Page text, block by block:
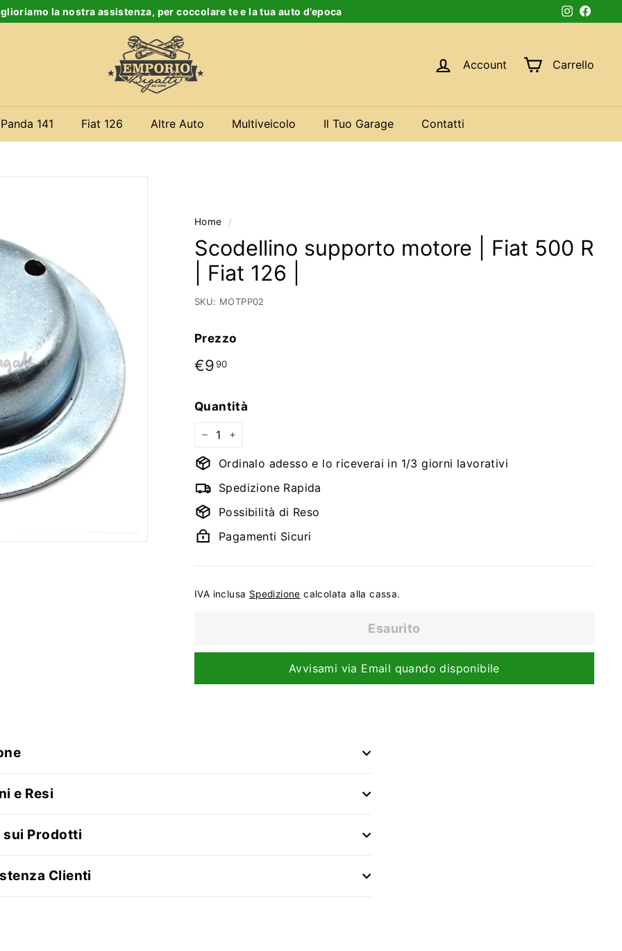
slideshow
la nostra assistenza, per coccolare te e la tua auto d’epoca Instagram
E
m
p
r
i
Account Carrello
141 Fiat 126 Altre Auto Multiveicolo Il Tuo Garage Contatti
Home /
Scodellino supporto motore | Fiat 500 R
| Fiat 126 |
SKU: MOTPP02
Prezzo
Prezzo
€990
Quantità
−
+
Ordinalo adesso e lo riceverai in 1/3 giorni lavorativi
Spedizione Rapida
Possibilità di Reso
Pagamenti Sicuri
IVA inclusa Spedizione calcolata alla cassa.
Esaurito
Avvisami via Email quando disponibile
e Resi
sui Prodotti
Clienti